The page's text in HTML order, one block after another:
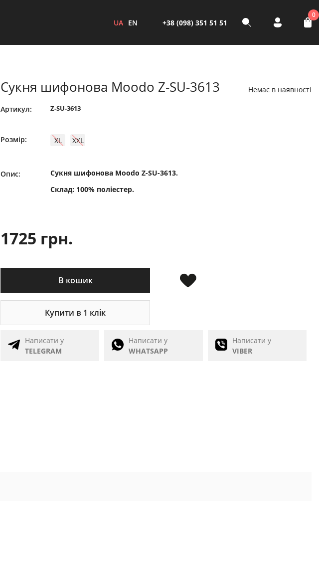
UA EN +38 (098) 351 51 51
0
Сукня шифонова Moodo Z-SU-3613 Немає в наявності
Артикул: Z-SU-3613
Розмір: XL XXL
Опис:
Сукня шифонова Moodo Z-SU-3613.
Склад: 100% поліестер.
1725 грн.
В кошик
Купити в 1 клік
Написати у
TELEGRAM
Написати у
WHATSAPP
Написати у
VIBER